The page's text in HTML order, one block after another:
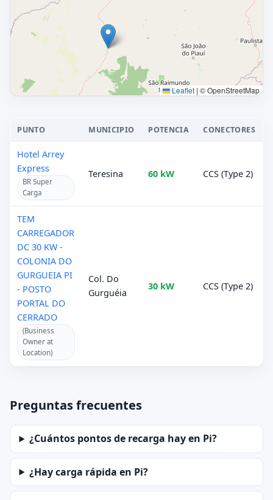
Leaflet | © OpenStreetMap
PUNTO MUNICIPIO POTENCIA CONECTORES
Hotel Arrey
Express
BR Super
Carga
Teresina 60 kW CCS (Type 2)
TEM
CARREGADOR
DC 30 KW -
COLONIA DO
GURGUEIA PI
- POSTO
PORTAL DO
CERRADO
(Business
Owner at
Location)
Col. Do
Gurguéia
30 kW CCS (Type 2)
Preguntas frecuentes
¿Cuántos pontos de recarga hay en Pi?
¿Hay carga rápida en Pi?